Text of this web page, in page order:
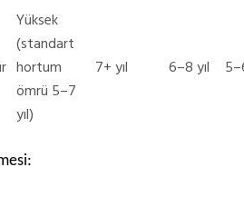
Yüksek
(standart
hortum
ömrü 5–7
yıl)
7+ yıl 6–8 yıl